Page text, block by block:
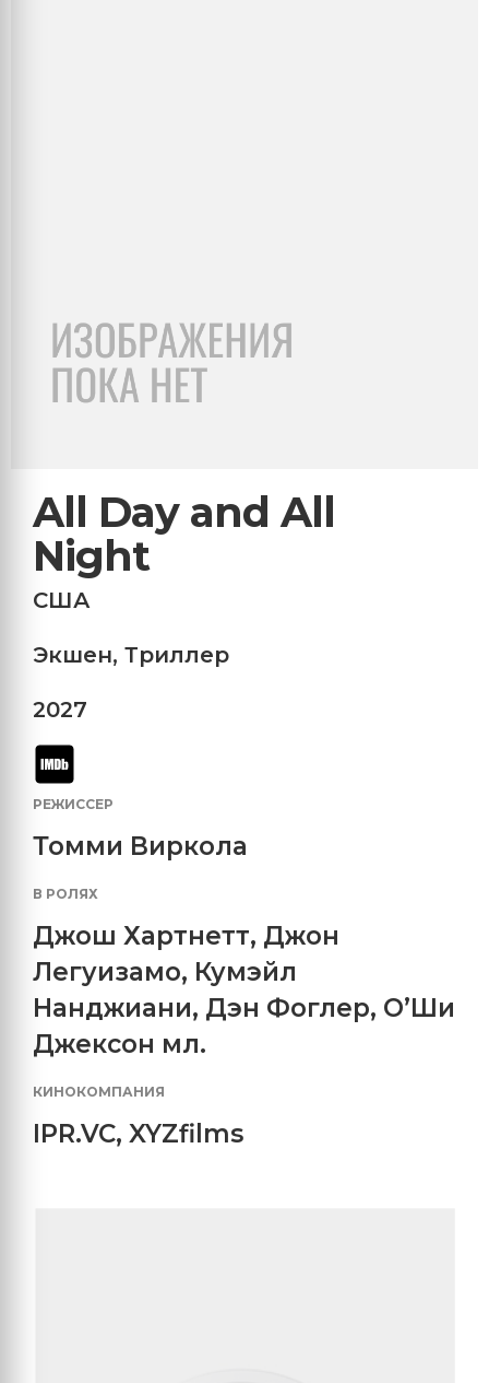
All Day and All
Night
США
Экшен, Триллер
2027
РЕЖИССЕР
Томми Виркола
В РОЛЯХ
Джош Хартнетт, Джон
Легуизамо, Кумэйл
Нанджиани, Дэн Фоглер, О’Ши
Джексон мл.
КИНОКОМПАНИЯ
IPR.VC, XYZfilms